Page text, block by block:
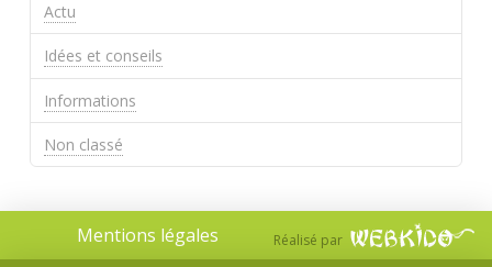
Actu
Idées et conseils
Informations
Non classé
Mentions légales Réalisé par